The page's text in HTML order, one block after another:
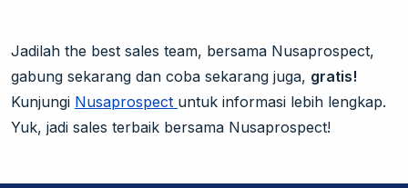
Jadilah the best sales team, bersama Nusaprospect,
gabung sekarang dan coba sekarang juga, gratis!
Kunjungi Nusaprospect untuk informasi lebih lengkap.
Yuk, jadi sales terbaik bersama Nusaprospect!